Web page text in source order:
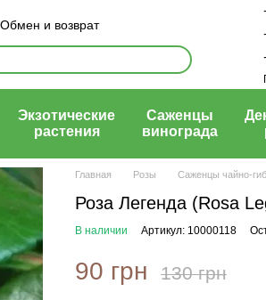
Обмен и возврат
Экзотические
растения
Саженцы
винограда
Главная Розы Саженцы чайно-
Роза Легенда (Rosa
В наличии Артикул: 10000118
90 грн 130 грн